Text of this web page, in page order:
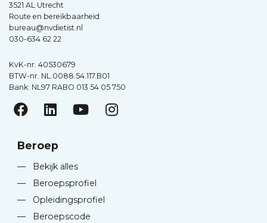
3521 AL Utrecht
Route en bereikbaarheid
bureau@nvdietist.nl
030-634 62 22
KvK-nr. 40530679
BTW-nr. NL.0088.54.117.B01
Bank: NL97 RABO 013 54 05 750
Beroep
—
Bekijk alles
—
Beroepsprofiel
—
Opleidingsprofiel
—
Beroepscode